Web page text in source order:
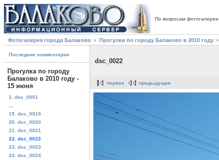
По вопросам
Фотогалерея города Балаково Прогулки по городу Балаково в 2010 году
Последние комментарии
Прогулка по городу
Балаково в 2010 году -
15 июня
1. dsc_0001
19. dsc_0019
20. dsc_0020
21. dsc_0021
22. dsc_0022
23. dsc_0023
24. dsc_0024
dsc_0022
первая предыдущая